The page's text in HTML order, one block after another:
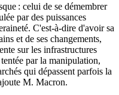
: celui de se démembrer
par des puissances
C'est-à-dire d'avoir sa
et de ses changements,
sur les infrastructures
par la manipulation,
qui dépassent parfois la
M. Macron.